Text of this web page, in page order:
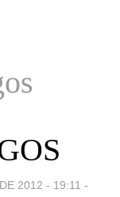
2012 - 19:11 -